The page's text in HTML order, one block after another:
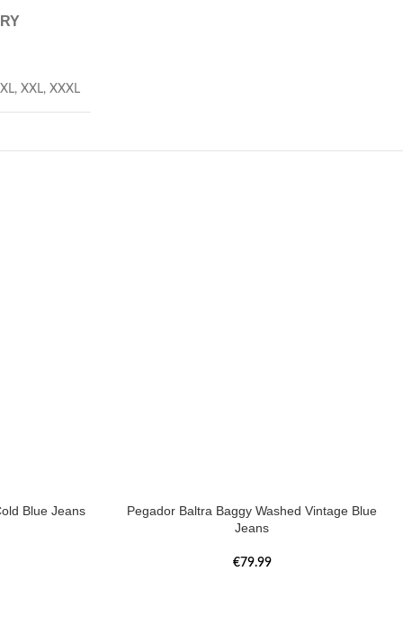
XL, XXL, XXXL
Blue Jeans
Pegador Baltra Baggy Washed Vintage Blue
Jeans
€79.99